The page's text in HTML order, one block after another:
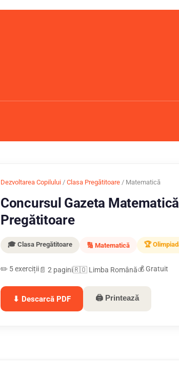
Dezvoltarea Copilului / Clasa Pregătitoare / Matematică
Concursul Gazeta
Pregătitoare
🎓 Clasa Pregătitoare 🔢 Matematică 🏆
✏️ 5 exerciții📄 2 pagini🇷🇴 Limba Română💰 Gratuit
⬇ Descarcă PDF 🖨 Printează